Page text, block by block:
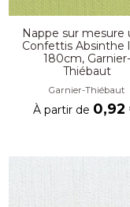
Nappe sur mesure
Confettis Absinthe
180cm, Garnier-
Thiébaut
Garnier-Thiébaut
À partir de 0,92